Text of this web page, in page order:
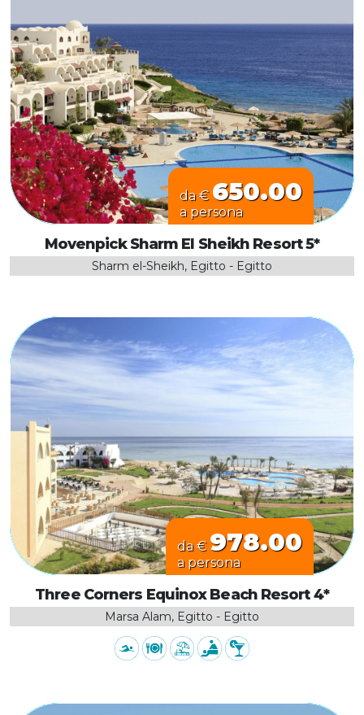
da € 650.00
a persona
Movenpick Sharm El Sheikh Resort 5*
Sharm el-Sheikh, Egitto - Egitto
da € 978.00
a persona
Three Corners Equinox Beach Resort 4*
Marsa Alam, Egitto - Egitto